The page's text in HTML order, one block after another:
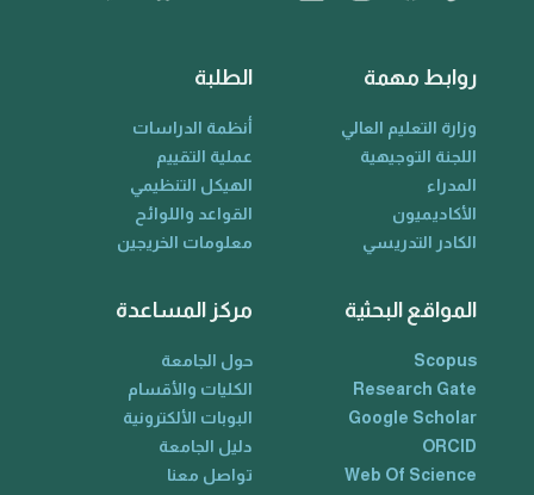
روابط مهمة
وزارة التعليم العالي
اللجنة التوجيهية
المدراء
الأكاديميون
الكادر التدريسي
الطلبة
أنظمة الدراسات
عملية التقييم
الهيكل التنظيمي
القواعد واللوائح
معلومات الخريجين
المواقع البحثية
Scopus
Research Gate
Google Scholar
ORCID
Web Of Science
مركز المساعدة
حول الجامعة
الكليات والأقسام
البوبات الألكترونية
دليل الجامعة
تواصل معنا